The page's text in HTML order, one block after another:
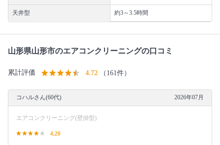
天井型 約3～3.5時間
山形県山形市のエアコンクリーニングの口コミ
累計評価 4.72 （161件）
コハルさん(60代) 2026年07月
エアコンクリーニング(壁掛型)
4.20